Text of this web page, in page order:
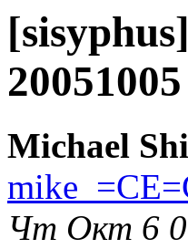
Michael
Чт Окт 6